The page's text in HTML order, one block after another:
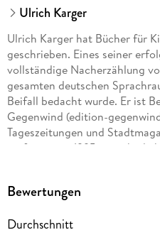
Ulrich Karger
Ulrich Karger hat Bücher für
geschrieben. Eines seiner
vollständige Nacherzählung
gesamten deutschen
Beifall bedacht wurde. Er ist
Gegenwind (edition-
Tageszeitungen und
verfasst, seit 1995
Bewertungen
Durchschnitt